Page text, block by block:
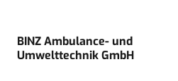
BINZ Ambulance- und
Umwelttechnik GmbH